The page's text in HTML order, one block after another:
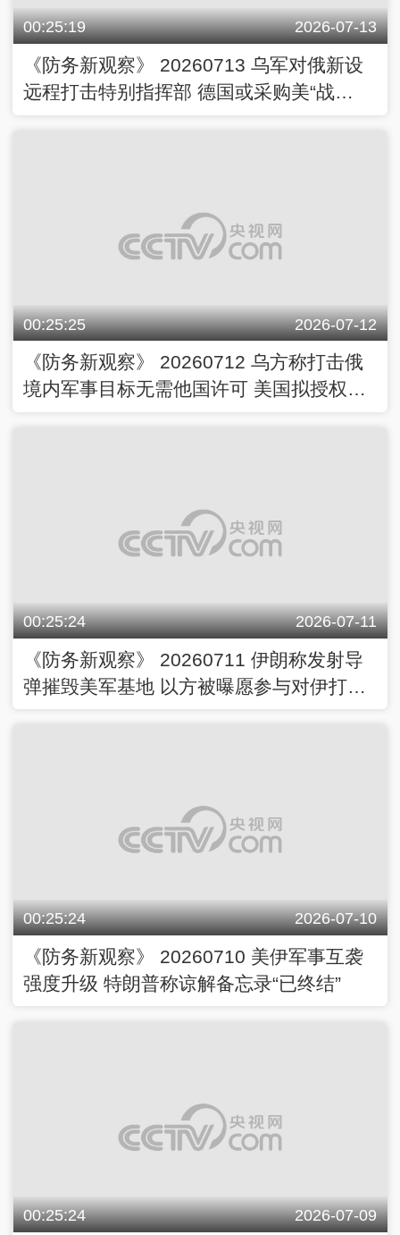
00:25:19 2026-07-13
《防务新观察》 20260713 乌军对俄新设
远程打击特别指挥部 德国或采购美“战
00:25:25 2026-07-12
《防务新观察》 20260712 乌方称打击俄
境内军事目标无需他国许可 美国拟授权乌
00:25:24 2026-07-11
《防务新观察》 20260711 伊朗称发射导
弹摧毁美军基地 以方被曝愿参与对伊打击
00:25:24 2026-07-10
《防务新观察》 20260710 美伊军事互袭
强度升级 特朗普称谅解备忘录“已终结”
00:25:24 2026-07-09